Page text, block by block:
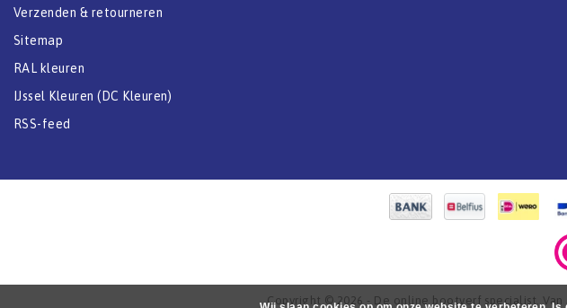
Verzenden & retourneren
Sitemap
RAL kleuren
IJssel Kleuren (DC Kleuren)
RSS-feed
Copyright © 2026 - De online bootverf specialist.